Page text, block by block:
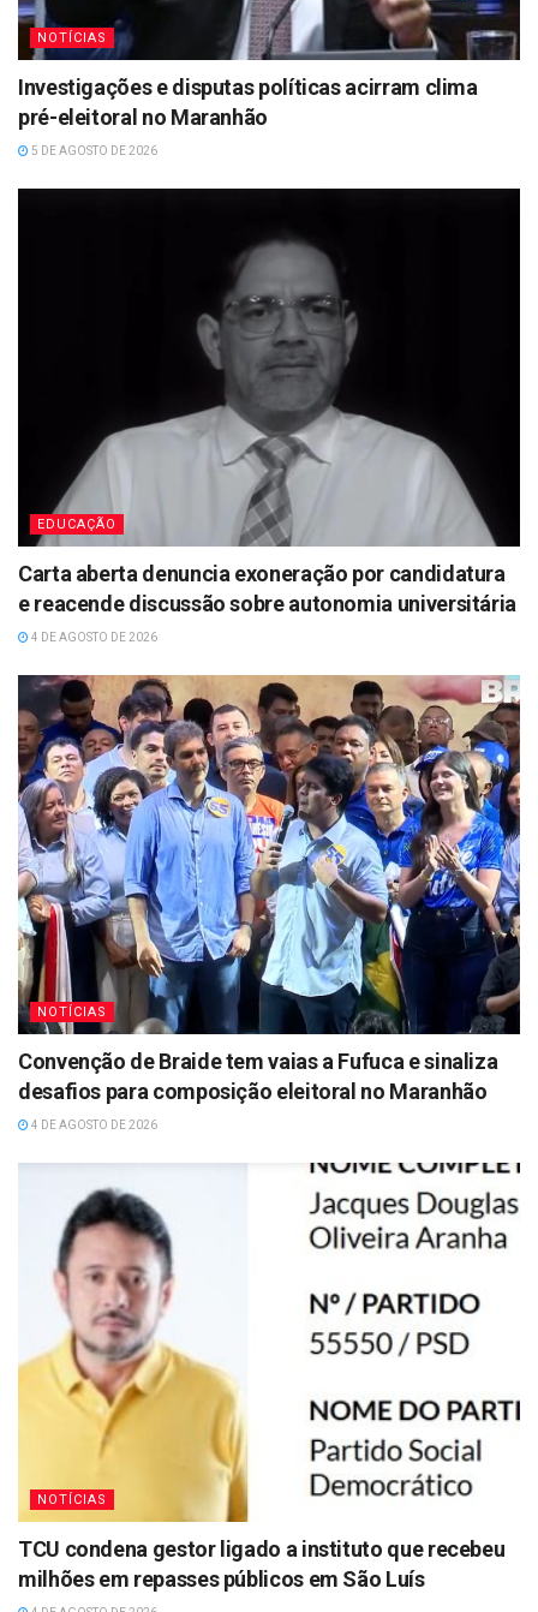
NOTÍCIAS
Investigações e disputas políticas acirram clima
pré-eleitoral no Maranhão
5 DE AGOSTO DE 2026
EDUCAÇÃO
Carta aberta denuncia exoneração por candidatura
e reacende discussão sobre autonomia universitária
4 DE AGOSTO DE 2026
NOTÍCIAS
Convenção de Braide tem vaias a Fufuca e sinaliza
desafios para composição eleitoral no Maranhão
4 DE AGOSTO DE 2026
NOTÍCIAS
TCU condena gestor ligado a instituto que recebeu
milhões em repasses públicos em São Luís